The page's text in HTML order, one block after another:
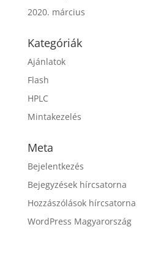
2020. március
Kategóriák
Ajánlatok
Flash
HPLC
Mintakezelés
Meta
Bejelentkezés
Bejegyzések hírcsatorna
Hozzászólások hírcsatorna
WordPress Magyarország